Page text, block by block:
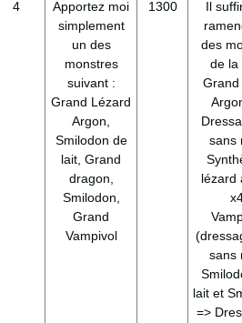
4
Apportez moi
simplement
un des
monstres
suivant :
Grand Lézard
Argon,
Smilodon de
lait, Grand
dragon,
Smilodon,
Grand
Vampivol
1300
Il
des
de la
Grand
sans
lézard
sans
lait et
=>